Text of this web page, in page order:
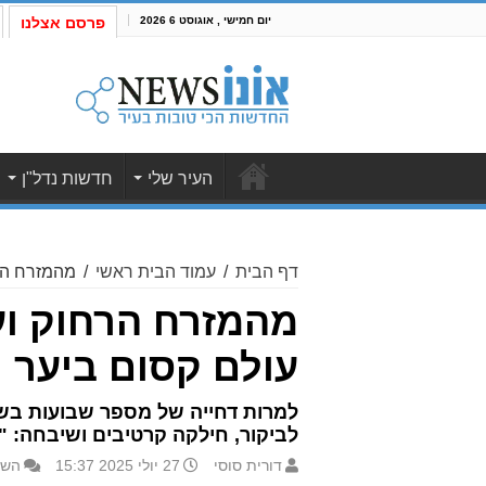
יום חמישי , אוגוסט 6 2026 פרסם אצלנו
העיר שלי חדשות נדל"ן
דף הבית / עמוד הבית ראשי / מהמזרח
מהמזרח הרחוק
עולם קסום ביער
לביקור, חילקה קרטיבים ושיבחה:
דורית סוסי 27 יולי 2025 15:37